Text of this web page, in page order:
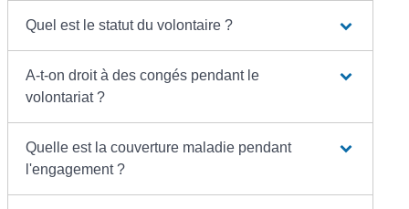
Quel est le statut du volontaire ?
A-t-on droit à des congés pendant le
volontariat ?
Quelle est la couverture maladie pendant
l'engagement ?